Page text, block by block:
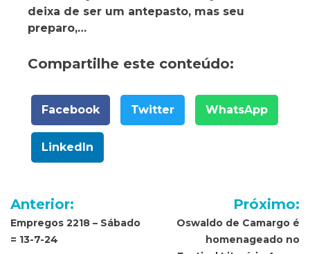
deixa de ser um antepasto, mas seu
preparo,…
Compartilhe este conteúdo:
Facebook Twitter WhatsApp
LinkedIn
Navegação
de
Anterior:
Empregos 2218 – Sábado
= 13-7-24
Próximo:
Oswaldo de Camargo é
homenageado no